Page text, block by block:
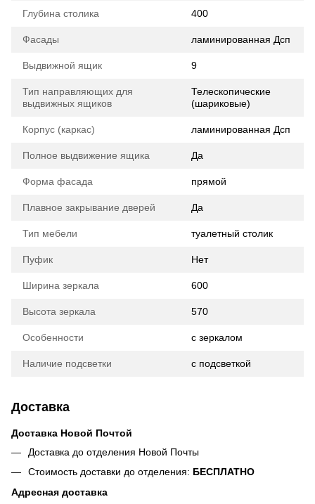
Глубина столика 400
Фасады ламинированная Дсп
Выдвижной ящик 9
Тип направляющих для
выдвижных ящиков
Телескопические
(шариковые)
Корпус (каркас) ламинированная Дсп
Полное выдвижение ящика Да
Форма фасада прямой
Плавное закрывание дверей Да
Тип мебели туалетный столик
Пуфик Нет
Ширина зеркала 600
Высота зеркала 570
Особенности с зеркалом
Наличие подсветки с подсветкой
Доставка
Доставка Новой Почтой
Доставка до отделения Новой Почты
Стоимость доставки до отделения: БЕСПЛАТНО
Адресная доставка